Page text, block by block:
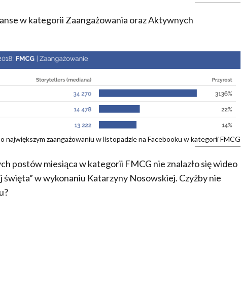
w kategorii Zaangażowania oraz Aktywnych
największym zaangażowaniu w listopadzie na Facebooku w kategorii FMCG
postów miesiąca w kategorii FMCG nie znalazło się wideo
święta” w wykonaniu Katarzyny Nosowskiej. Czyżby nie